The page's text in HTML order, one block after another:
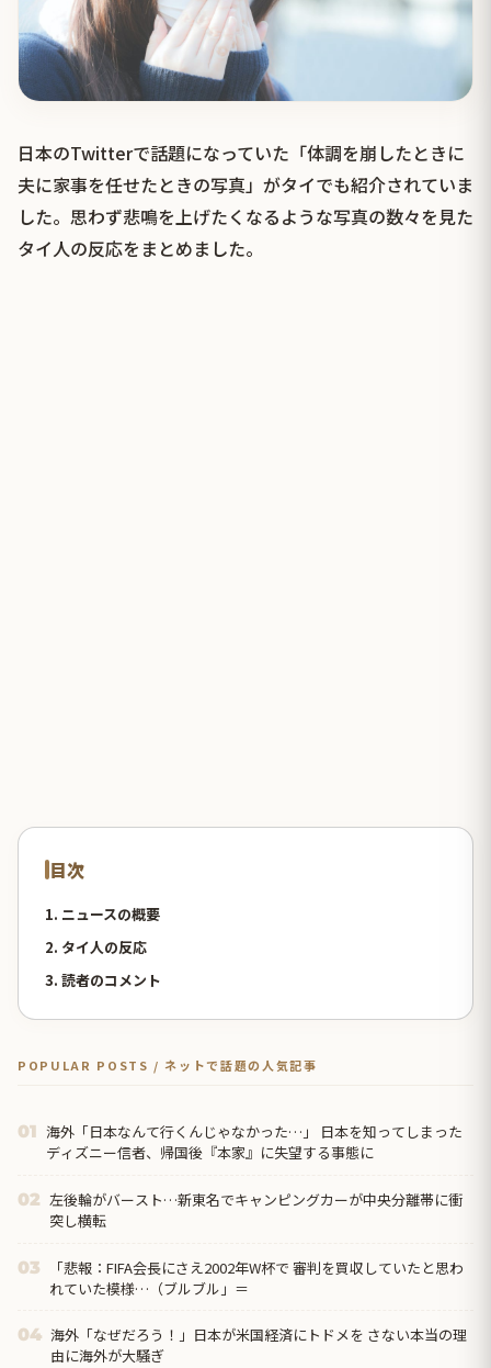
日本のTwitterで話題になっていた「体調を崩したときに
夫に家事を任せたときの写真」がタイでも紹介されていま
した。思わず悲鳴を上げたくなるような写真の数々を見た
タイ人の反応をまとめました。
目次
1. ニュースの概要
2. タイ人の反応
3. 読者のコメント
POPULAR POSTS / ネットで話題の人気記事
01 海外「日本なんて行くんじゃなかった…」 日本を知ってしまった
ディズニー信者、帰国後『本家』に失望する事態に
02 左後輪がバースト…新東名でキャンピングカーが中央分離帯に衝
突し横転
03
「悲報：FIFA会長にさえ2002年W杯で 審判を買収していたと思わ
れていた模様…（ブルブル」＝
04 海外「なぜだろう！」日本が米国経済にトドメを さない本当の理
由に海外が大騒ぎ